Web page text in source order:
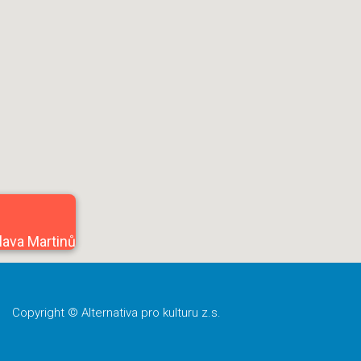
Martinů
Copyright © Alternativa pro kulturu z.s.